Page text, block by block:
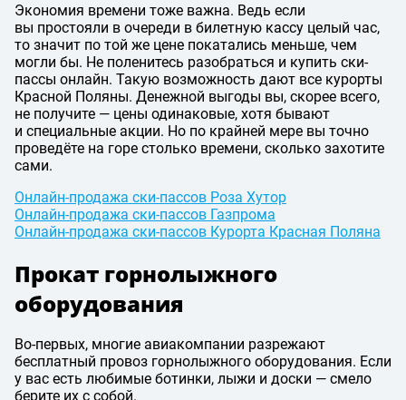
Экономия времени тоже важна. Ведь если
вы простояли в очереди в билетную кассу целый час,
то значит по той же цене покатались меньше, чем
могли бы. Не поленитесь разобраться и купить ски-
пассы онлайн. Такую возможность дают все курорты
Красной Поляны. Денежной выгоды вы, скорее всего,
не получите — цены одинаковые, хотя бывают
и специальные акции. Но по крайней мере вы точно
проведёте на горе столько времени, сколько захотите
сами.
Онлайн-продажа ски-пассов Роза Хутор
Онлайн-продажа ски-пассов Газпрома
Онлайн-продажа ски-пассов Курорта Красная Поляна
Прокат горнолыжного
оборудования
Во-первых, многие авиакомпании разрежают
бесплатный провоз горнолыжного оборудования. Если
у вас есть любимые ботинки, лыжи и доски — смело
берите их с собой.